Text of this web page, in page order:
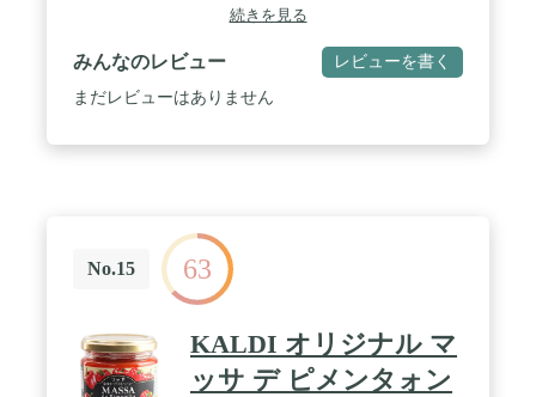
続きを見る
みんなのレビュー レビューを書く
まだレビューはありません
No.15 63
KALDI オリジナル マ
ッサ デ ピメンタォン